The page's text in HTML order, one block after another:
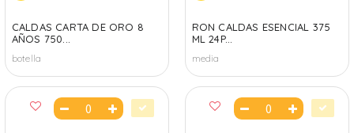
CALDAS CARTA DE ORO 8
AÑOS 750...
botella
RON CALDAS ESENCIAL 375
ML 24P...
media